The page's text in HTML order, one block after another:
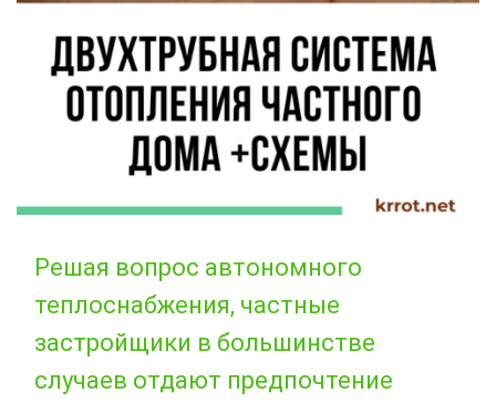
Решая вопрос автономного
теплоснабжения, частные
застройщики в большинстве
случаев отдают предпочтение